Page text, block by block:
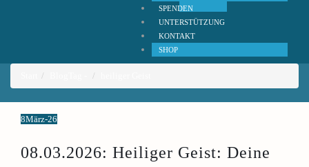
SPENDEN
UNTERSTÜTZUNG
KONTAKT
SHOP
8März-26
08.03.2026: Heiliger Geist: Deine